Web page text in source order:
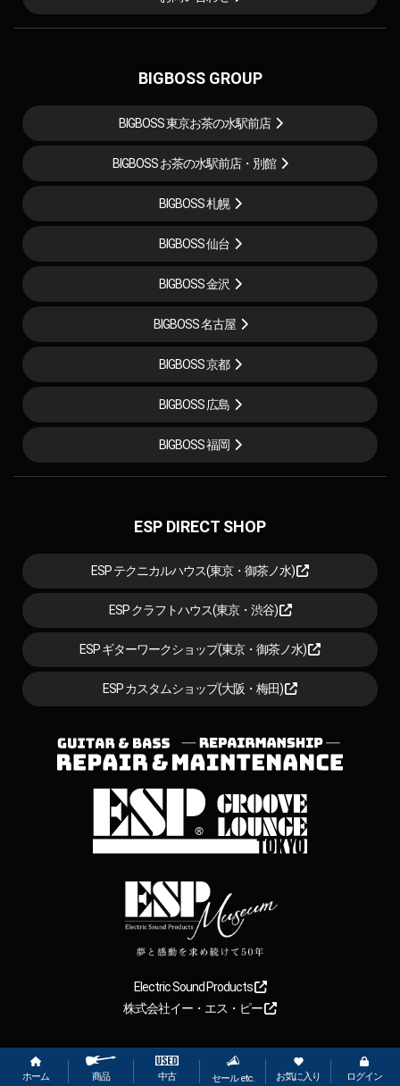
ホーム 商品 中古 セール etc. お気に入り ログイン
BIGBOSS GROUP
BIGBOSS 東京お茶の水駅前店
BIGBOSS お茶の水駅前店・別館
BIGBOSS 札幌
BIGBOSS 仙台
BIGBOSS 金沢
BIGBOSS 名古屋
BIGBOSS 京都
BIGBOSS 広島
BIGBOSS 福岡
ESP DIRECT SHOP
ESP テクニカルハウス(東京・御茶ノ水)
ESP クラフトハウス(東京・渋谷)
ESP ギターワークショップ(東京・御茶ノ水)
ESP カスタムショップ(大阪・梅田)
Electric Sound Products
株式会社イー・エス・ピー
Copyright 2026【ESP直営】BIGBOSS オンラインマーケット(ギター＆
ベース). All rights reserved.